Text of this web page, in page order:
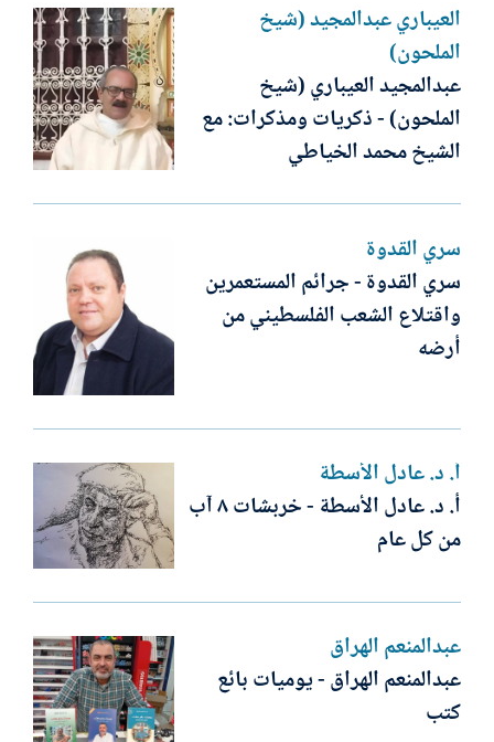
العيباري عبدالمجيد (شيخ
الملحون)
عبدالمجيد العيباري (شيخ
الملحون) - ذكريات ومذكرات: مع
الشيخ محمد الخياطي
سري القدوة
سري القدوة - جرائم المستعمرين
واقتلاع الشعب الفلسطيني من
أرضه
أ. د. عادل الأسطة
أ. د. عادل الأسطة - خربشات ٨ آب
من كل عام
عبدالمنعم الهراق
عبدالمنعم الهراق - يوميات بائع
كتب